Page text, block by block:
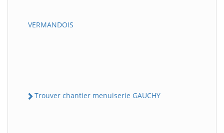
VERMANDOIS
Trouver chantier menuiserie GAUCHY